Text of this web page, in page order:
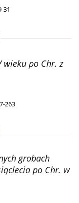
31
wieku po Chr. z
263
grobach
po Chr. w